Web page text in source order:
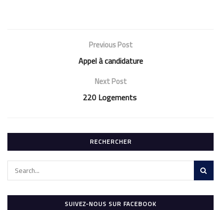
Previous Post
Appel à candidature
Next Post
220 Logements
RECHERCHER
SUIVEZ-NOUS SUR FACEBOOK